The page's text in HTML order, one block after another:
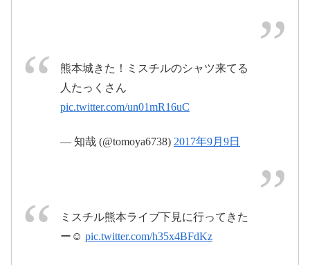
pic.twitter.com/nBvnr7vPBd
pic.twitter.com/O5dfNCypmq
2017年9月9日
熊本城きた！ミスチルのシャツ来てる
人たっくさん
pic.twitter.com/un01mR16uC
— 知哉 (@tomoya6738) 2017年9月9日
ミスチル熊本ライブ下見に行ってきた
ー☺ pic.twitter.com/h35x4BFdKz